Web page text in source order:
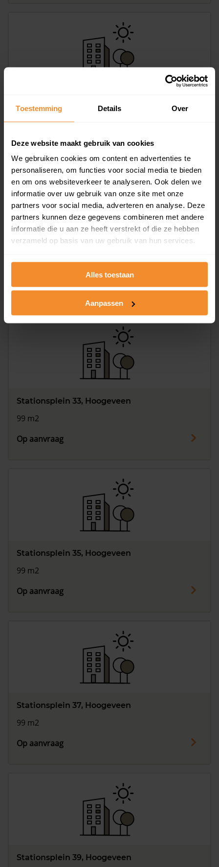
Toestemming Details Over
Deze website maakt gebruik van cookies
We gebruiken cookies om content en advertenties te
personaliseren, om functies voor social media te bieden
en om ons websiteverkeer te analyseren. Ook delen we
informatie over uw gebruik van onze site met onze
partners voor social media, adverteren en analyse. Deze
partners kunnen deze gegevens combineren met andere
informatie die u aan ze heeft verstrekt of die ze hebben
verzameld op basis van uw gebruik van hun services.
Alles toestaan
Aanpassen
99 m2
€ 274.500
Stationsplein 33, Hoogeveen
99 m2
Op aanvraag
Stationsplein 35, Hoogeveen
99 m2
Op aanvraag
Stationsplein 37, Hoogeveen
99 m2
Op aanvraag
Stationsplein 39, Hoogeveen